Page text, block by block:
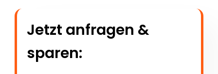
Jetzt anfragen &
sparen: